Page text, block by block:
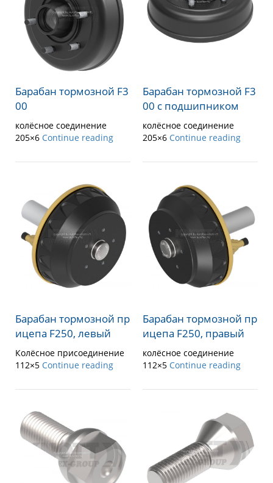
Барабан тормозной F3
00
колёсное соединение
205×6 Continue reading
Барабан тормозной F3
00 с подшипником
колёсное соединение
205×6 Continue reading
Барабан тормозной пр
ицепа F250, левый
Колёсное присоединение
112×5 Continue reading
Барабан тормозной пр
ицепа F250, правый
колёсное соединение
112×5 Continue reading